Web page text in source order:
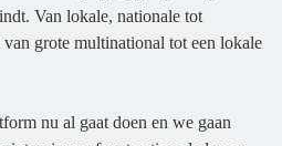
Van lokale, nationale tot
grote multinational tot een lokale
nu al gaat doen en we gaan